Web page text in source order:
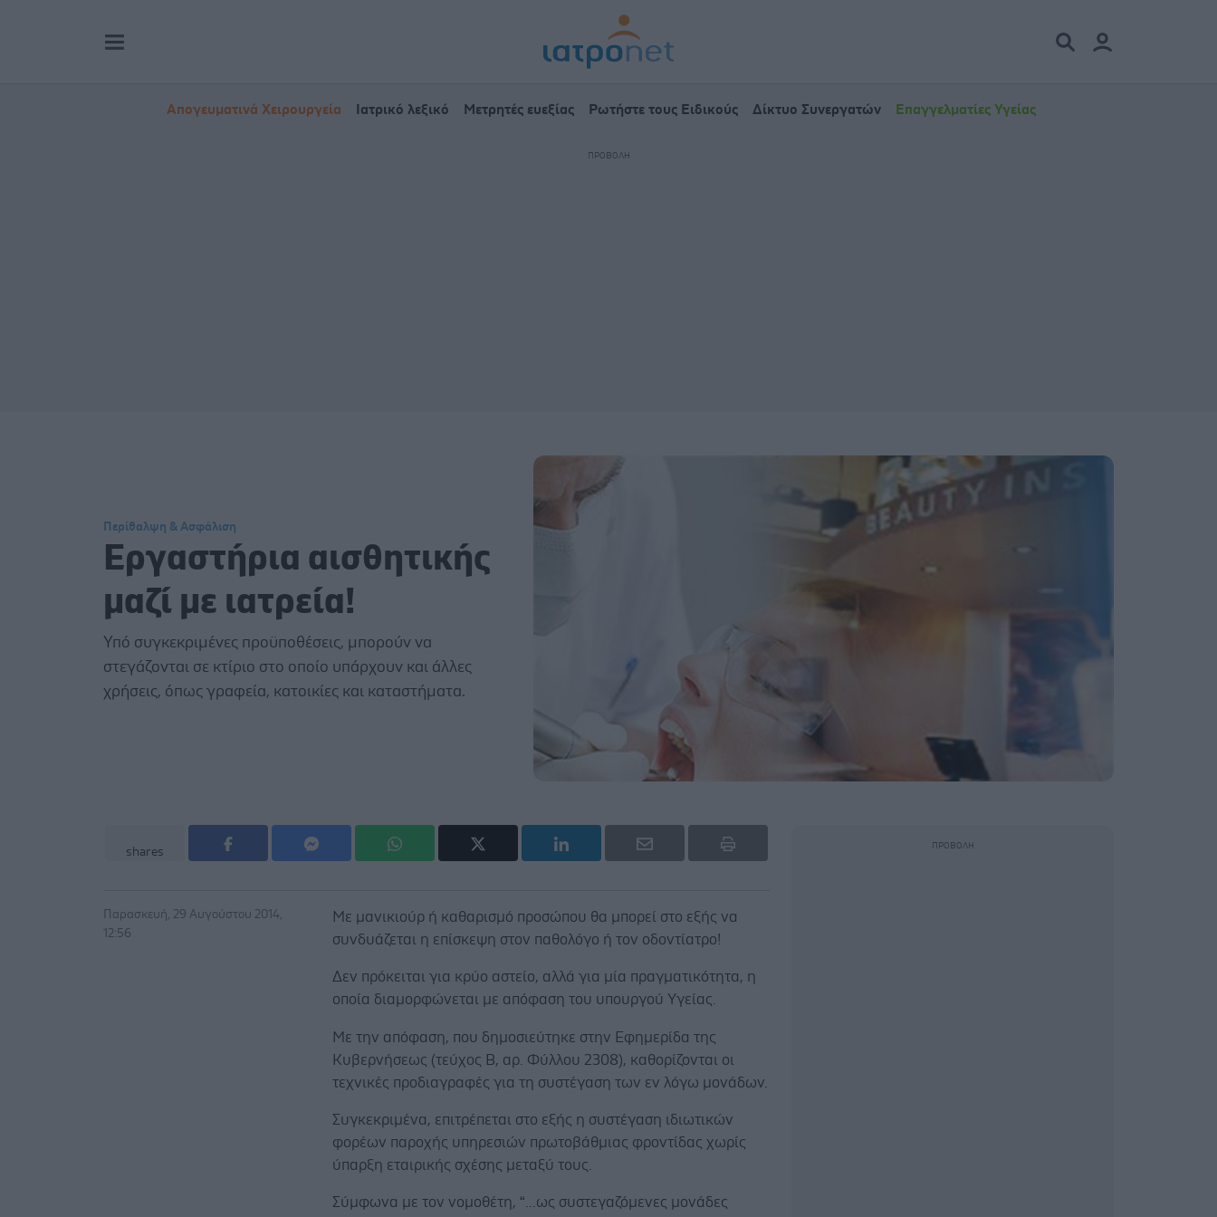
Απογευματινά Χειρουργεία Ιατρικό λεξικό Μετρητές ευεξίας Ρωτήστε τους Ειδικούς Δίκτυο Συνεργατών Επαγγελματίες Υγείας
Περίθαλψη & Ασφάλιση
Εργαστήρια αισθητικής
μαζί με ιατρεία!
Υπό συγκεκριμένες προϋποθέσεις, μπορούν να
στεγάζονται σε κτίριο στο οποίο υπάρχουν και άλλες
χρήσεις, όπως γραφεία, κατοικίες και καταστήματα.
shares
Παρασκευή, 29 Αυγούστου 2014,
12:56
Με μανικιούρ ή καθαρισμό προσώπου θα μπορεί στο εξής να
συνδυάζεται η επίσκεψη στον παθολόγο ή τον οδοντίατρο!
Δεν πρόκειται για κρύο αστείο, αλλά για μία πραγματικότητα, η
οποία διαμορφώνεται με απόφαση του υπουργού Υγείας.
Με την απόφαση, που δημοσιεύτηκε στην Εφημερίδα της
Κυβερνήσεως (τεύχος Β, αρ. Φύλλου 2308), καθορίζονται οι
τεχνικές προδιαγραφές για τη συστέγαση των εν λόγω μονάδων.
Συγκεκριμένα, επιτρέπεται στο εξής η συστέγαση ιδιωτικών
φορέων παροχής υπηρεσιών πρωτοβάθμιας φροντίδας χωρίς
ύπαρξη εταιρικής σχέσης μεταξύ τους.
Σύμφωνα με τον νομοθέτη, “...ως συστεγαζόμενες μονάδες